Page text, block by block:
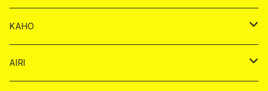
KAHO
シャンパンカード
AIRI